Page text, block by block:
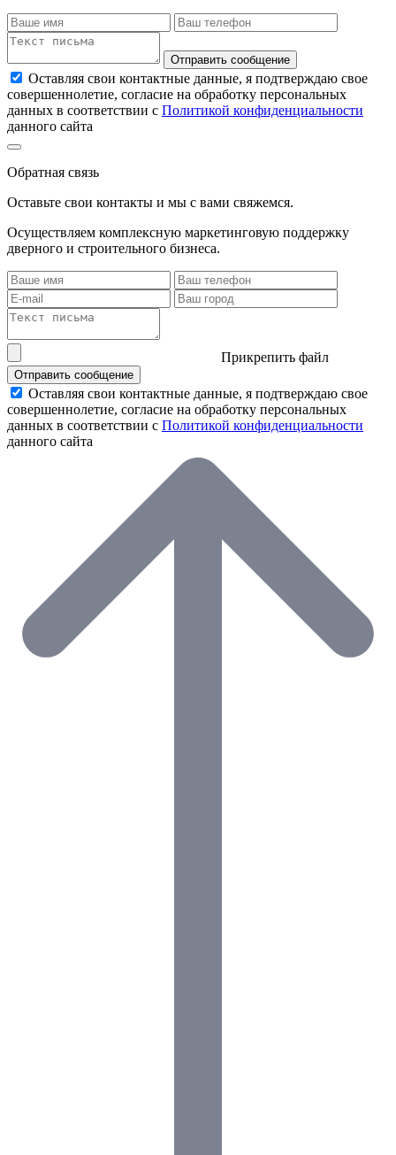
Отправить сообщение
Оставляя свои контактные данные, я подтверждаю свое
совершеннолетие, согласие на обработку персональных
данных в соответствии с Политикой конфиденциальности
данного сайта
Обратная связь
Оставьте свои контакты и мы с вами свяжемся.
Осуществляем комплексную маркетинговую поддержку
дверного и строительного бизнеса.
Прикрепить файл
Отправить сообщение
Оставляя свои контактные данные, я подтверждаю свое
совершеннолетие, согласие на обработку персональных
данных в соответствии с Политикой конфиденциальности
данного сайта